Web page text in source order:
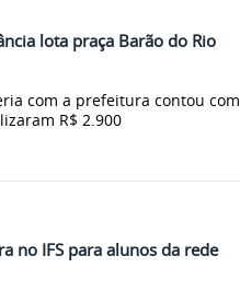
lota praça Barão do Rio
com a prefeitura contou com
R$ 2.900
no IFS para alunos da rede